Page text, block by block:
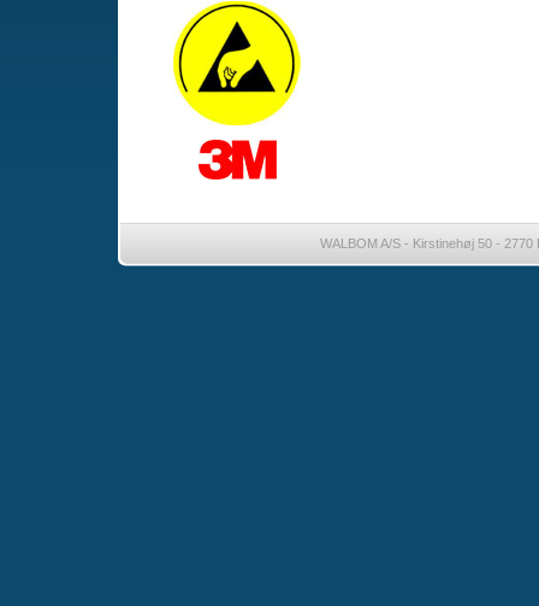
WALBOM A/S - Kirstinehøj 50 -